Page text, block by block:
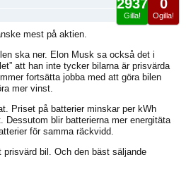
0
Ogilla!
2937
Gilla!
mest på aktien.
ska ner. Elon Musk sa också det i
att han inte tycker bilarna är prisvärda
fortsätta jobba med att göra bilen
mer vinst.
Priset på batterier minskar per kWh
Dessutom blir batterierna mer energitäta
för samma räckvidd.
prisvärd bil. Och den bäst säljande